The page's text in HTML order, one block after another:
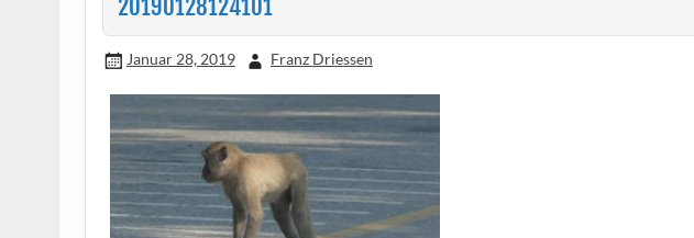
20190128124101
Januar 28, 2019 Franz Driessen